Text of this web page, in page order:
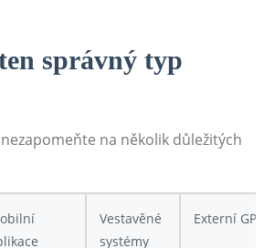
správný typ
na několik důležitých
Vestavěné
systémy
Externí GPS